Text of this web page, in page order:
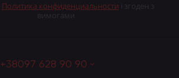
Политика конфиденциальности і згоден з
вимогами
+38097 628 90 90